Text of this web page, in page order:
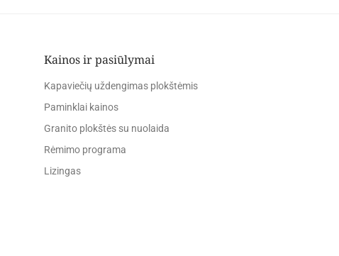
Kainos ir pasiūlymai
Kapaviečių uždengimas plokštėmis
Paminklai kainos
Granito plokštės su nuolaida
Rėmimo programa
Lizingas